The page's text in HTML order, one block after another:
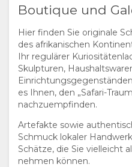
Wasser hat keinen
Der einzige Anfang ist die
400.000 Gnuskälber
Wochen, normalerweise
Mitte März, geboren. Der
Jahr zu Jahr, abhängig
Umweltfaktoren.
Zu welcher Jahreszeit
Gnus beobachten und in
Es ist schwierig, genau
Boutique und
Hier finden Sie originale
des afrikanischen
Ihr regulärer
Skulpturen,
es Ihnen, den „Safari-
nachzuempfinden.
Artefakte sowie
Schmuck lokaler
Schätze, die Sie vielleicht
nehmen können.